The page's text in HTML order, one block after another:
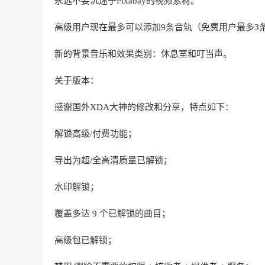
高级用户现在最多可以添加9条音轨（免费用户最多3
新的背景音乐和效果类别：休息室和叮当声。
关于版本：
感谢国外XDA大神的修改和分享，特点如下：
解锁高级/付费功能；
导出为超/全高清质量已解锁；
水印解锁；
覆盖多达 9 个已解锁的曲目；
高级包已解锁；